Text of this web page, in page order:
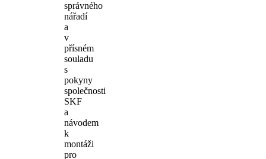
správného
nářadí
a
v
přísném
souladu
s
pokyny
společnosti
SKF
a
návodem
k
montáži
pro